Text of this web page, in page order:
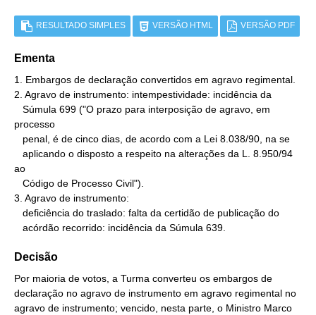
RESULTADO SIMPLES VERSÃO HTML VERSÃO PDF
Ementa
1. Embargos de declaração convertidos em agravo regimental.
2. Agravo de instrumento: intempestividade: incidência da
processo
ao
3. Agravo de instrumento:
   acórdão recorrido: incidência da Súmula 639.
Decisão
Por maioria de votos, a Turma converteu os embargos de
declaração no agravo de instrumento em agravo regimental no
agravo de instrumento; vencido, nesta parte, o Ministro Marco